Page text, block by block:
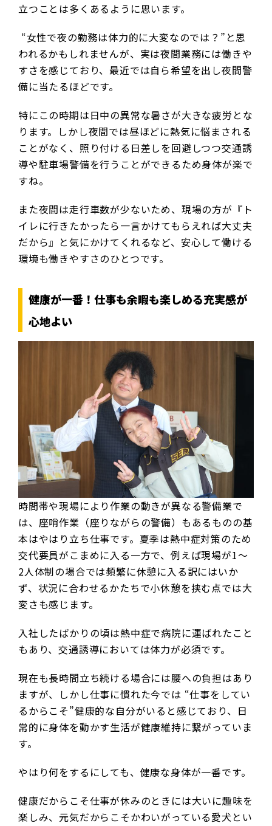
立つことは多くあるように思います。
“女性で夜の勤務は体力的に大変なのでは？”と思
われるかもしれませんが、実は夜間業務には働きや
すさを感じており、最近では自ら希望を出し夜間警
備に当たるほどです。
特にこの時期は日中の異常な暑さが大きな疲労とな
ります。しかし夜間では昼ほどに熱気に悩まされる
ことがなく、照り付ける日差しを回避しつつ交通誘
導や駐車場警備を行うことができるため身体が楽で
すね。
また夜間は走行車数が少ないため、現場の方が『ト
イレに行きたかったら一言かけてもらえれば大丈夫
だから』と気にかけてくれるなど、安心して働ける
環境も働きやすさのひとつです。
健康が一番！仕事も余暇も楽しめる充実感が
心地よい
時間帯や現場により作業の動きが異なる警備業で
は、座哨作業（座りながらの警備）もあるものの基
本はやはり立ち仕事です。夏季は熱中症対策のため
交代要員がこまめに入る一方で、例えば現場が1～
2人体制の場合では頻繁に休憩に入る訳にはいか
ず、状況に合わせるかたちで小休憩を挟む点では大
変さも感じます。
入社したばかりの頃は熱中症で病院に運ばれたこと
もあり、交通誘導においては体力が必須です。
現在も長時間立ち続ける場合には腰への負担はあり
ますが、しかし仕事に慣れた今では “仕事をしてい
るからこそ”健康的な自分がいると感じており、日
常的に身体を動かす生活が健康維持に繋がっていま
す。
やはり何をするにしても、健康な身体が一番です。
健康だからこそ仕事が休みのときには大いに趣味を
楽しみ、元気だからこそかわいがっている愛犬とい